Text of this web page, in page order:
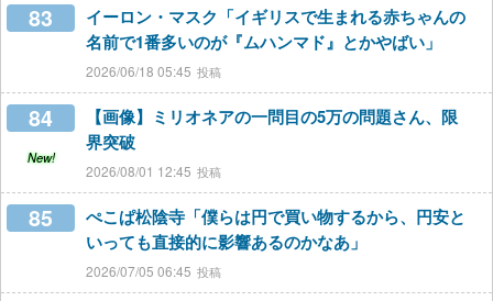
83
イーロン・マスク「イギリスで生まれる赤ちゃんの
名前で1番多いのが『ムハンマド』とかやばい」
2026/06/18 05:45
84
New!
【画像】ミリオネアの一問目の5万の問題さん、限
界突破
2026/08/01 12:45
85
ぺこぱ松陰寺「僕らは円で買い物するから、円安と
いっても直接的に影響あるのかなあ」
2026/07/05 06:45